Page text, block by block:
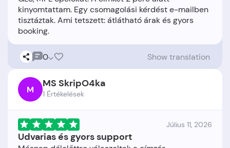
kinyomtattam. Egy csomagolási kérdést e-mailben
tisztáztak. Ami tetszett: átlátható árak és gyors
0 Show translation
M MS SkripO4ka
1 Értékelések
Július 11, 2026
Udvarias és gyors support